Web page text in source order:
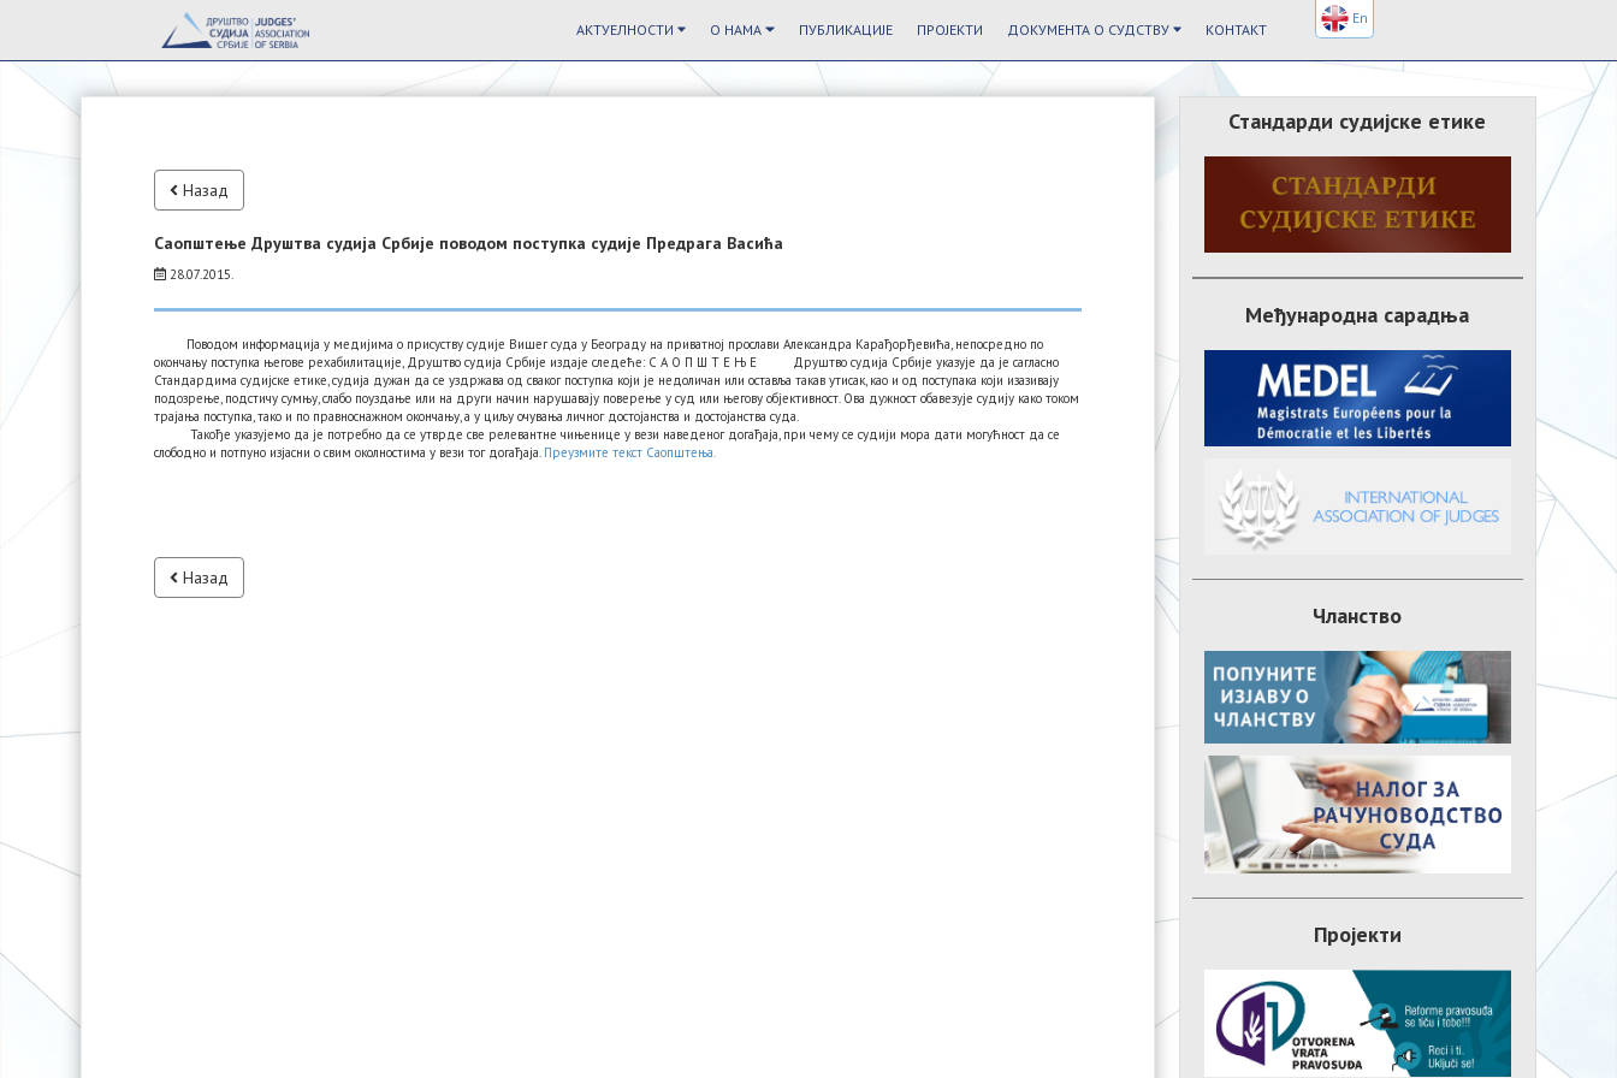
АКТУЕЛНОСТИ О НАМА ПУБЛИКАЦИЈЕ ПРОЈЕКТИ ДОКУМЕНТА О СУДСТВУ КОНТАКТ
Назад
Саопштење Друштва судија Србије поводом поступка судије Предрага Васића
28.07.2015.
Поводом информацијa у медијима о присуству судије Вишег суда у Београду на приватној прослави Александра Карађорђевића, непосредно по
окончању поступка његове рехабилитације, Друштво судија Србије издаје следеће: С А О П Ш Т Е Њ Е Друштво судија Србије указује да је сагласно
Стандардима судијске етике, судија дужан да се уздржава од сваког поступка који је недоличан или оставља такав утисак, као и од поступака који изазивају
подозрење, подстичу сумњу, слабo поуздање или на други начин нарушавају поверење у суд или његову објективност. Ова дужност обавезује судију како током
трајања поступка, тако и по правноснажном окончању, а у циљу очувања личног достојанства и достојанства суда.
Такође указујемо да је потребно да се утврде све релевантне чињенице у вези наведеног догађаја, при чему се судији мора дати могућност да се
слободно и потпуно изјасни о свим околностима у вези тог догађаја. Преузмите текст Саопштења.
Назад
Стандарди судијске етике
Међународна сарадња
Чланство
Пројекти
En